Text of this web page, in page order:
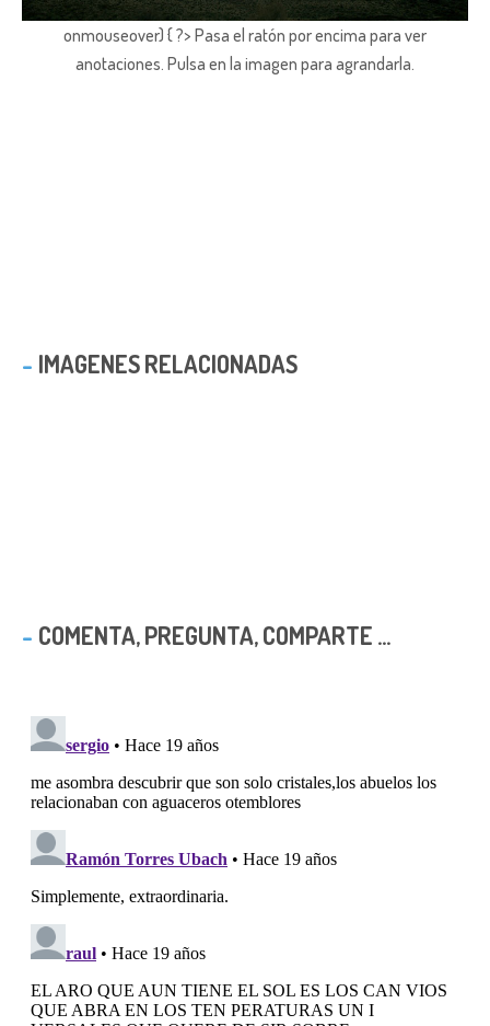
onmouseover) { ?> Pasa el ratón por encima para ver
anotaciones. Pulsa en la imagen para agrandarla.
IMAGENES RELACIONADAS
COMENTA, PREGUNTA, COMPARTE ...